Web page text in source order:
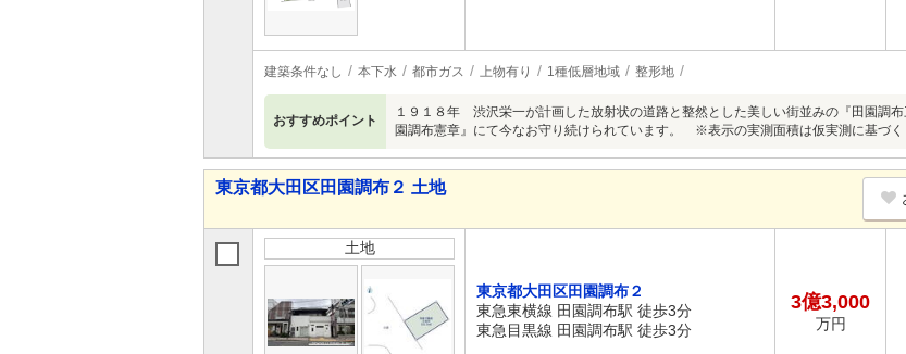
建築条件なし 本下水 都市ガス 上物有り 1種低層地域 整形地
おすすめポイント
１９１８年 渋沢栄一が計画した放射状の道路と整然とした美しい街並みの『田園調
園調布憲章』にて今なお守り続けられています。 ※表示の実測面積は仮実測に基づく
東京都大田区田園調布２ 土地
土地
東京都大田区田園調布２
東急東横線 田園調布駅 徒歩3分
東急目黒線 田園調布駅 徒歩3分
3億3,000
万円